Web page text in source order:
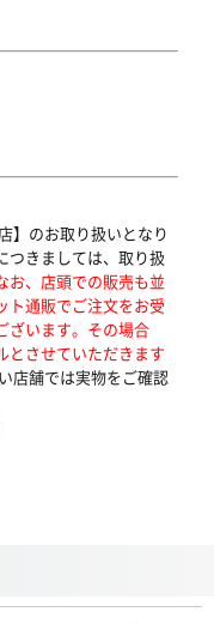
】のお取り扱いとなり
つきましては、取り扱
お、店頭での販売も並
ト通販でご注文をお受
ざいます。その場合
とさせていただきます
店舗では実物をご確認